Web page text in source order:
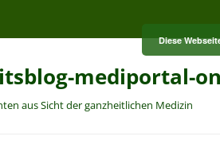
mediportal-
aus Sicht der ganzheitlichen Medizin
Diese